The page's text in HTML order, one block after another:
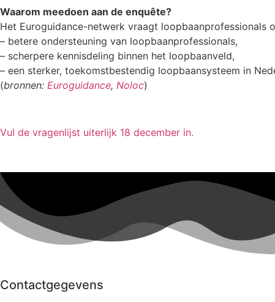
Waarom meedoen aan de enquête?
Het Euroguidance-netwerk vraagt loopbaanprofessionals
– betere ondersteuning van loopbaanprofessionals,
– scherpere kennisdeling binnen het loopbaanveld,
– een sterker, toekomstbestendig loopbaansysteem in
(bronnen: Euroguidance, Noloc)
Vul de vragenlijst uiterlijk 18 december in.
Contactgegevens